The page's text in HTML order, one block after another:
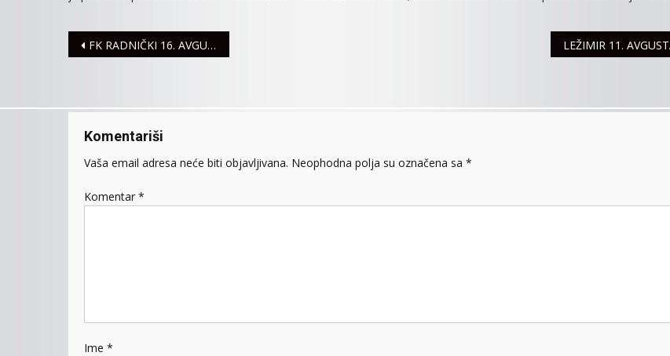
Navigacija
FK RADNIČKI 16. AVGUSTA DEBITUJE U PRVOJ LIGI SRBIJE
Komentariši
Vaša email adresa neće biti objavljivana. Neophodna polja su označena sa *
Komentar *
Ime *